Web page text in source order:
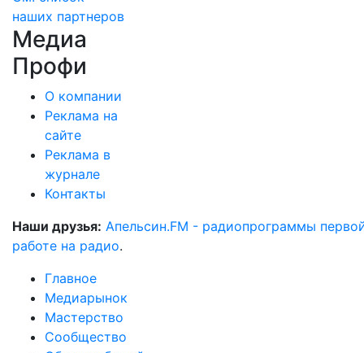
наших партнеров
Медиа
Профи
О компании
Реклама на
сайте
Реклама в
журнале
Контакты
Наши друзья: Апельсин.FM - радиопрограммы
работе на радио.
Главное
Медиарынок
Мастерство
Сообщество